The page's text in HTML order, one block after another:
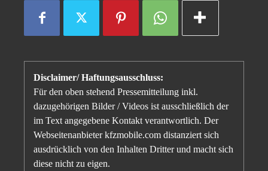
Disclaimer/ Haftungsausschluss:
Für den oben stehend Pressemitteilung inkl.
dazugehörigen Bilder / Videos ist ausschließlich der
im Text angegebene Kontakt verantwortlich. Der
Webseitenanbieter kfzmobile.com distanziert sich
ausdrücklich von den Inhalten Dritter und macht sich
diese nicht zu eigen.